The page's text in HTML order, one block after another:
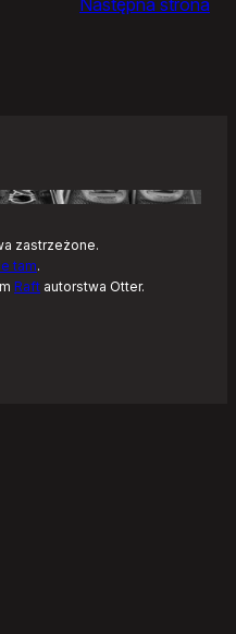
zastrzeżone.
tam.
Raft autorstwa Otter.